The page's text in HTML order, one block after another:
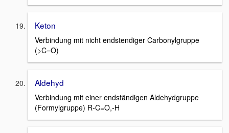
Keton
Verbindung mit nicht endstendiger Carbonylgruppe
(>C=O)
Aldehyd
Verbindung mit einer endständigen Aldehydgruppe
(Formylgruppe) R-C=O,-H